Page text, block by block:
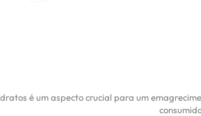
é um aspecto crucial para um